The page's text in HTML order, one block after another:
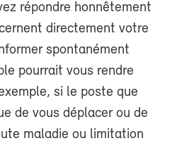
répondre honnêtement
directement votre
spontanément
pourrait vous rendre
si le poste que
de vous déplacer ou de
maladie ou limitation